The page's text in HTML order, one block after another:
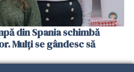
din Spania schimbă
Mulți se gândesc să